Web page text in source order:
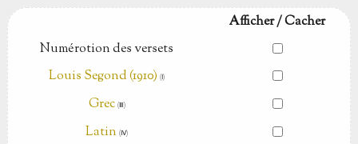
Afficher / Cacher
Numérotion des versets
Louis Segond (1910) (Ⅰ)
Grec (Ⅲ)
Latin (Ⅳ)